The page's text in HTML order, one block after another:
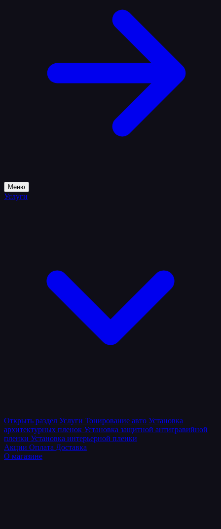
Меню
Услуги
Открыть раздел Услуги Тонирование авто Установка
архитектурных пленок Установка защитной антигравийной
пленки Установка интерьерной пленки
Акции Оплата Доставка
О магазине